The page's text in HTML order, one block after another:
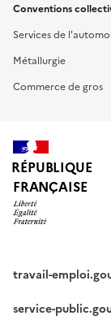
Conventions
Services de
Métallurgie
Commerce de gros
RÉPUBLIQUE
FRANÇAISE
travail-
service-